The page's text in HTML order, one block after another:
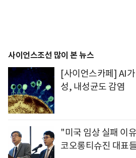
사이언스조선 많이 본 뉴스
[사이언스카페] AI
성, 내성균도 감염
"미국 임상 실패 이
코오롱티슈진 대표